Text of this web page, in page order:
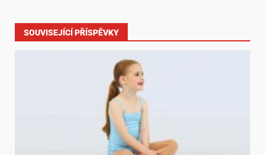
SOUVISEJÍCÍ PŘÍSPĚVKY